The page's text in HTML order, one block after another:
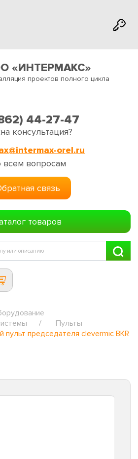
«ИНТЕРМАКС»
проектов полного цикла
44-27-47
консультация?
orel.ru
всем вопросам
связь
товаров
Пульты
председателя clevermic BKR